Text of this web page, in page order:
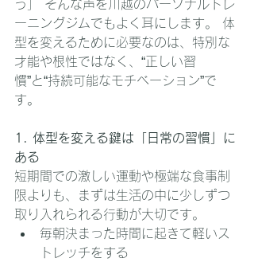
う」 そんな声を川越のパーソナルトレ
ーニングジムでもよく耳にします。 体
型を変えるために必要なのは、特別な
才能や根性ではなく、“正しい習
慣”と“持続可能なモチベーション”で
す。
1. 体型を変える鍵は「日常の習慣」に
ある
短期間での激しい運動や極端な食事制
限よりも、まずは生活の中に少しずつ
取り入れられる行動が大切です。
毎朝決まった時間に起きて軽いス
トレッチをする